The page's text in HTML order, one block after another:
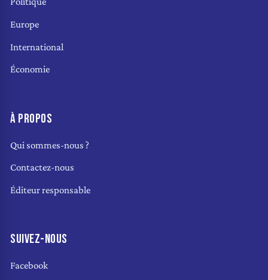
Europe
International
Économie
À PROPOS
Qui sommes-nous ?
Contactez-nous
Éditeur responsable
SUIVEZ-NOUS
Facebook